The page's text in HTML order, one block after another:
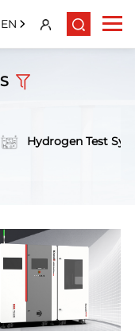
EN
Hydrogen Test